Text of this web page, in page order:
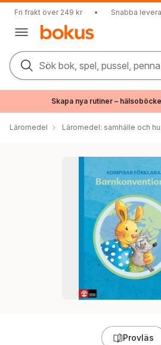
Fri frakt över 249 kr • Snabba
Sök bok, spel, pussel,
Skapa nya rutiner –
Läromedel Läromedel: samhälle och
Provläs